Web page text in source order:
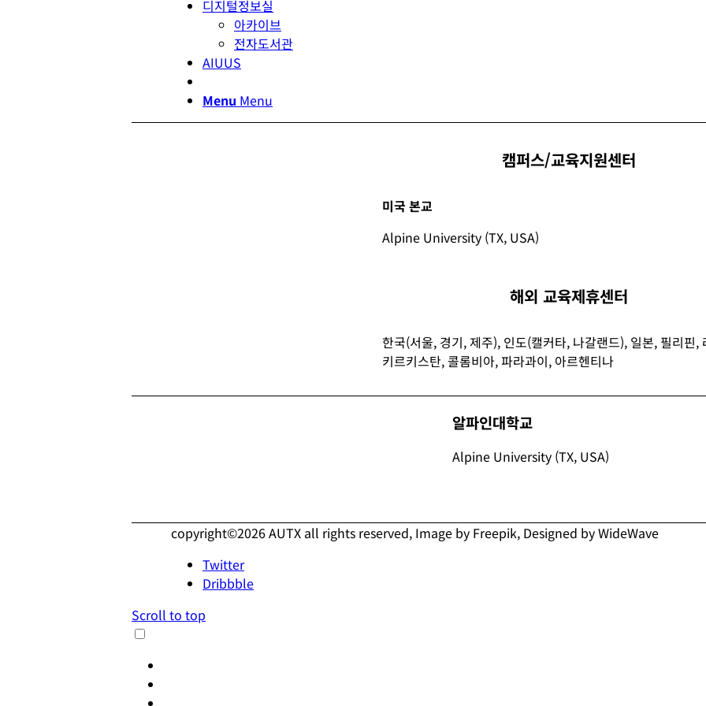
디지털정보실
아카이브
전자도서관
AIUUS
Menu Menu
캠퍼스/교육지원센터
미국 본교
Alpine University (TX, USA)
해외 교육제휴센터
한국(서울, 경기, 제주), 인도(캘커타, 나갈랜드), 일본, 필리핀,
키르키스탄, 콜롬비아, 파라과이, 아르헨티나
알파인대학교
Alpine University (TX, USA)
copyright©2026 AUTX all rights reserved, Image by Freepik, Designed by WideWave
Twitter
Dribbble
Scroll to top